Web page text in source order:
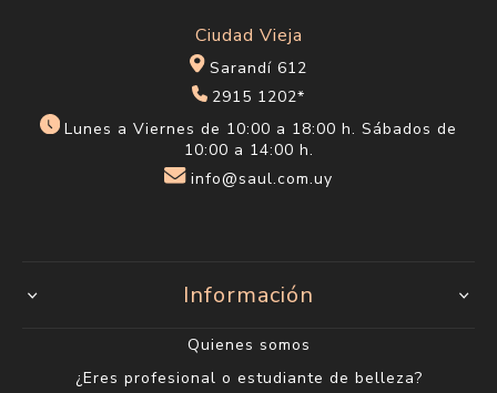
Ciudad Vieja
Sarandí 612
2915 1202*
Lunes a Viernes de 10:00 a 18:00 h. Sábados de
10:00 a 14:00 h.
info@saul.com.uy
Información
Quienes somos
¿Eres profesional o estudiante de belleza?